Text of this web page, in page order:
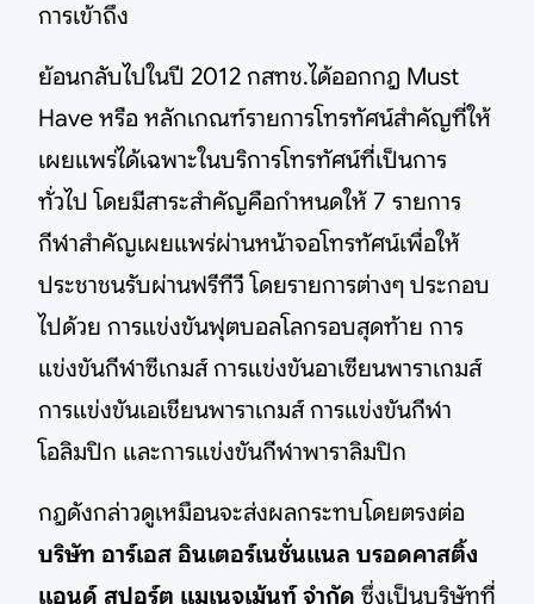
การเข้าถึง
ย้อนกลับไปในปี 2012 กสทช.ได้ออกกฎ Must
Have หรือ หลักเกณฑ์รายการโทรทัศน์สําคัญที่ให้
เผยแพร่ได้เฉพาะในบริการโทรทัศน์ที่เป็นการ
ทั่วไป โดยมีสาระสำคัญคือกำหนดให้ 7 รายการ
กีฬาสำคัญเผยแพร่ผ่านหน้าจอโทรทัศน์เพื่อให้
ประชาชนรับผ่านฟรีทีวี โดยรายการต่างๆ ประกอบ
ไปด้วย การแข่งขันฟุตบอลโลกรอบสุดท้าย การ
แข่งขันกีฬาซีเกมส์ การแข่งขันอาเซียนพาราเกมส์
การแข่งขันเอเชียนพาราเกมส์ การแข่งขันกีฬา
โอลิมปิก และการแข่งขันกีฬาพาราลิมปิก
กฎดังกล่าวดูเหมือนจะส่งผลกระทบโดยตรงต่อ
บริษัท อาร์เอส อินเตอร์เนชั่นแนล บรอดคาสติ้ง
แอนด์ สปอร์ต แมเนจเม้นท์ จำกัด ซึ่งเป็นบริษัทที่